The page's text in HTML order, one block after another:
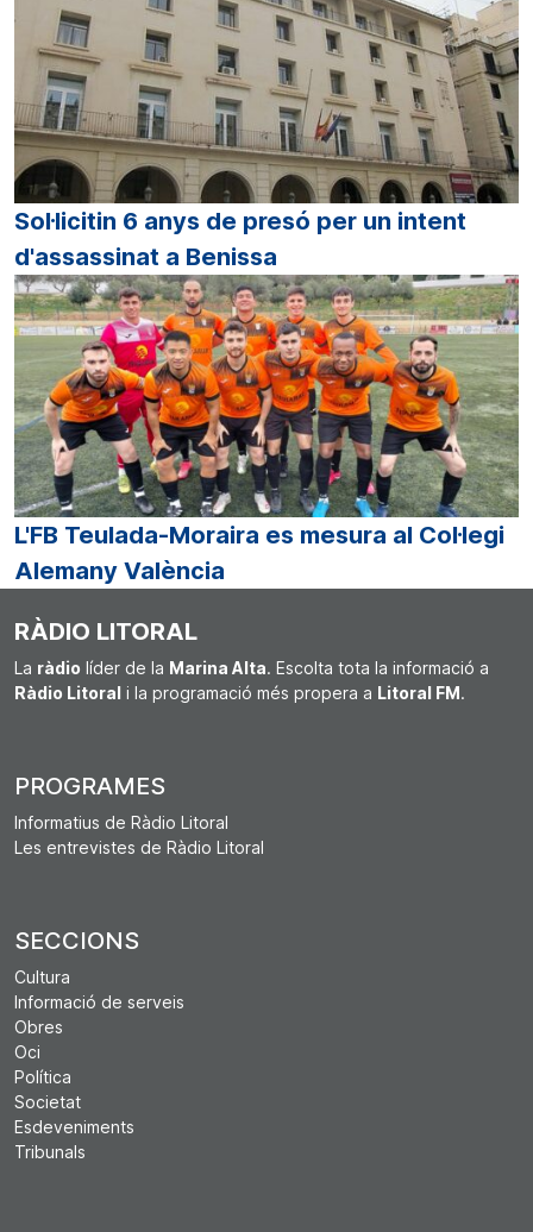
Sol·licitin 6 anys de presó per un intent
d'assassinat a Benissa
L'FB Teulada-Moraira es mesura al Col·legi
Alemany València
RÀDIO LITORAL
La ràdio líder de la Marina Alta. Escolta tota la informació a
Ràdio Litoral i la programació més propera a Litoral FM.
PROGRAMES
Informatius de Ràdio Litoral
Les entrevistes de Ràdio Litoral
SECCIONS
Cultura
Informació de serveis
Obres
Oci
Política
Societat
Esdeveniments
Tribunals